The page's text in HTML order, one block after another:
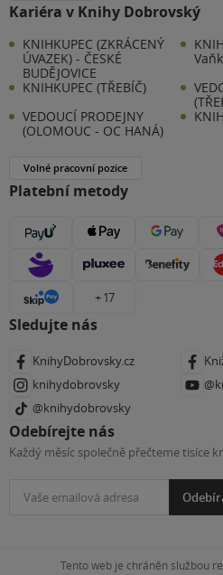
Kariéra v Knihy Dobrovský
KNIHKUPEC (ZKRÁCENÝ
ÚVAZEK) - ČESKÉ
BUDĚJOVICE
KNIHKUPEC (TŘEBÍČ)
VEDOUCÍ PRODEJNY
(OLOMOUC - OC HANÁ)
Volné pracovní pozice
Platební metody
+ 17
Sledujte nás
KnihyDobrovsky.cz
knihydobrovsky
@knihydobrovsky
Odebírejte nás
Každý měsíc společně přečteme tisíce
Tento web je chráněn službou